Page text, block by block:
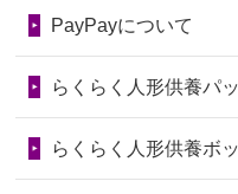
の回りの物...
2026/06/28人形たち
2026/06/24今は亡き
第73回人形供養祭
第71回人形供養祭
PayPayについて
らくらく人形供養パ
らくらく人形供養ボ